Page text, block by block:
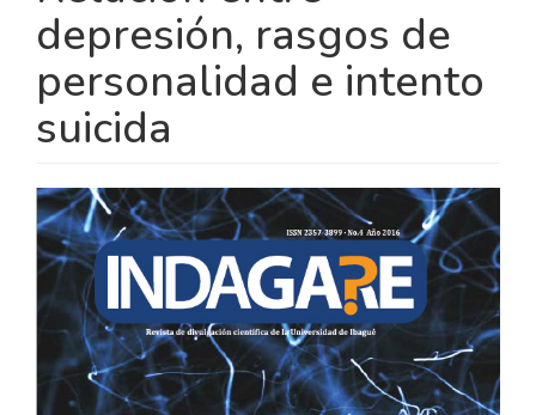
depresión, rasgos de
personalidad e intento
suicida
BARRA
LATERAL
DEL
ARTÍCULO